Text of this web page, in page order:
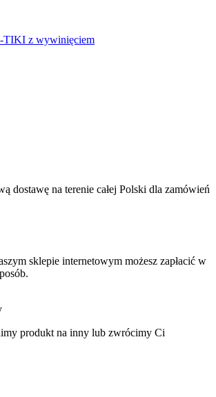
TIKI z wywinięciem
dostawę na terenie całej Polski dla zamówień
sklepie internetowym możesz zapłacić w
produkt na inny lub zwrócimy Ci